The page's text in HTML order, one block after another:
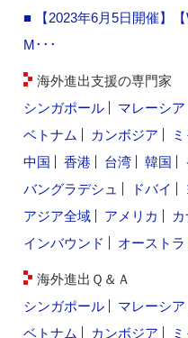
■ 【2023年6月5日開催】
M･･･
海外進出支援の専門家
シンガポール
マレーシア
ベトナム
カンボジア
中国
香港 台湾 韓国
バングラデシュ
ドバイ
アジア全域
アメリカ
インバウンド
オーストラ
海外進出Ｑ＆Ａ
シンガポール
マレーシア
ベトナム
カンボジア